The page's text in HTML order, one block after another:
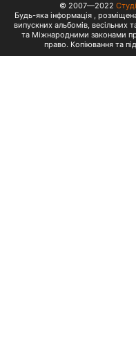
© 2007—2022
Будь-яка інформація ,
випускних альбомів, весільних
та Міжнародними законами
право. Копіювання та